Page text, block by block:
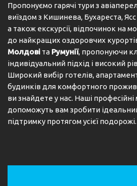
Адреса:Via Gentilini N 3, 38072,
Телефон:393333878656
Пропонуємо гарячі тури з
виїздом з Кишинева, Бухареста, Ясс
а також екскурсії, відпочинок на
до найкращих оздоровчих
Молдові та Румунії, пропонуючи
індивідуальний підхід і високий
Широкий вибір готелів,
будинків для комфортного
ви знайдете у нас. Наші
допоможуть вам зробити
підтримку протягом усієї подорожі.